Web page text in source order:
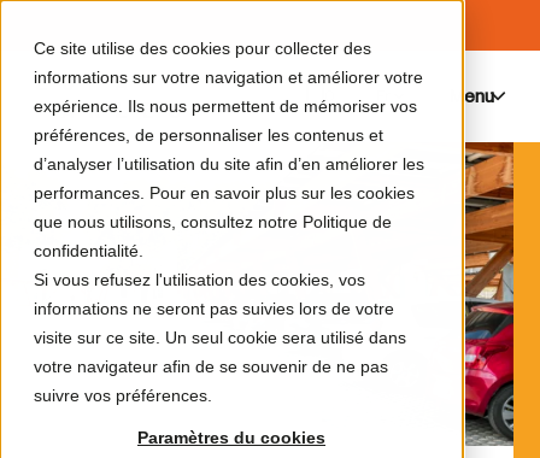
Ce site utilise des cookies pour collecter des
informations sur votre navigation et améliorer votre
expérience. Ils nous permettent de mémoriser vos
préférences, de personnaliser les contenus et
d’analyser l’utilisation du site afin d’en améliorer les
performances. Pour en savoir plus sur les cookies
que nous utilisons, consultez notre Politique de
confidentialité.
Si vous refusez l'utilisation des cookies, vos
informations ne seront pas suivies lors de votre
visite sur ce site. Un seul cookie sera utilisé dans
votre navigateur afin de se souvenir de ne pas
suivre vos préférences.
Paramètres du cookies
Menu